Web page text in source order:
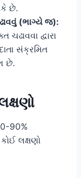
છે.
(ભાગ્યે જ):
દ્વારા
સંક્રમિત
છે.
90%
લક્ષણો